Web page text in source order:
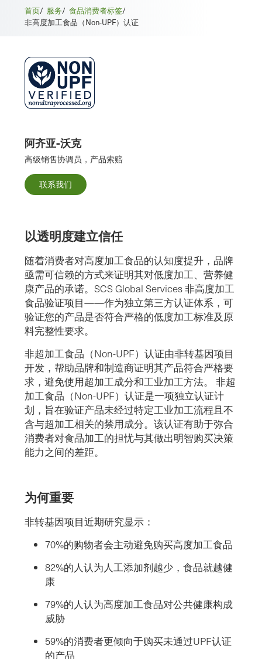
首页/ 服务/ 食品消费者标签/
非高度加工食品（Non-UPF）认证
阿齐亚-沃克
高级销售协调员，产品索赔
联系我们
以透明度建立信任
随着消费者对高度加工食品的认知度提升，品牌
亟需可信赖的方式来证明其对低度加工、营养健
康产品的承诺。SCS Global Services 非高度加工
食品验证项目——作为独立第三方认证体系，可
验证您的产品是否符合严格的低度加工标准及原
料完整性要求。
非超加工食品（Non-UPF）认证由非转基因项目
开发，帮助品牌和制造商证明其产品符合严格要
求，避免使用超加工成分和工业加工方法。 非超
加工食品（Non-UPF）认证是一项独立认证计
划，旨在验证产品未经过特定工业加工流程且不
含与超加工相关的禁用成分。该认证有助于弥合
消费者对食品加工的担忧与其做出明智购买决策
能力之间的差距。
为何重要
非转基因项目近期研究显示：
70%的购物者会主动避免购买高度加工食品
82%的人认为人工添加剂越少，食品就越健
康
79%的人认为高度加工食品对公共健康构成
威胁
59%的消费者更倾向于购买未通过UPF认证
的产品